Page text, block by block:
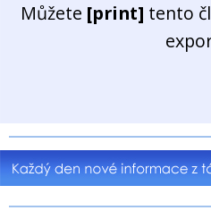
Můžete [print] tento